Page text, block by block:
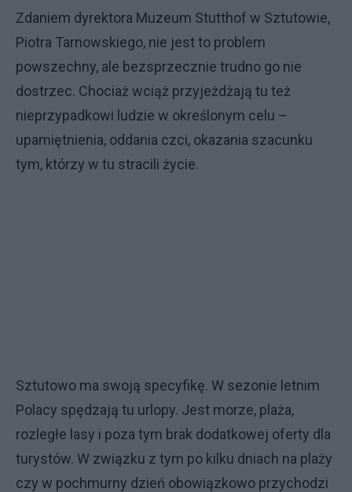
Zdaniem dyrektora Muzeum Stutthof w Sztutowie,
Piotra Tarnowskiego, nie jest to problem
powszechny, ale bezsprzecznie trudno go nie
dostrzec. Chociaż wciąż przyjeżdżają tu też
nieprzypadkowi ludzie w określonym celu –
upamiętnienia, oddania czci, okazania szacunku
tym, którzy w tu stracili życie.
Sztutowo ma swoją specyfikę. W sezonie letnim
Polacy spędzają tu urlopy. Jest morze, plaża,
rozległe lasy i poza tym brak dodatkowej oferty dla
turystów. W związku z tym po kilku dniach na plaży
czy w pochmurny dzień obowiązkowo przychodzi